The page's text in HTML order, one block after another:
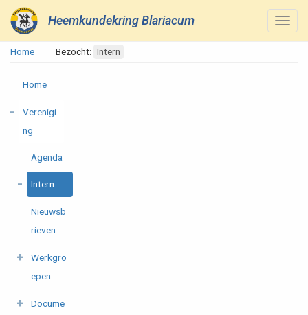
Heemkundekring Blariacum
Home Bezocht: Intern
Home
Verenigi
ng
Agenda
Intern
Nieuwsb
rieven
Werkgro
epen
Docume